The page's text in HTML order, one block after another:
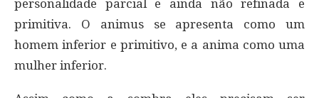
personalidade parcial e ainda não refinada e
primitiva. O animus se apresenta como um
homem inferior e primitivo, e a anima como uma
mulher inferior.